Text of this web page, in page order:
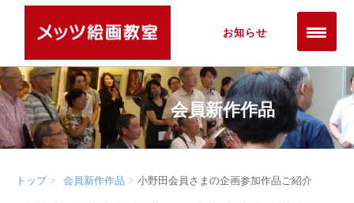
お知らせ
会員新作作品
トップ 会員新作作品 小野田会員さまの企画参加作品ご紹介